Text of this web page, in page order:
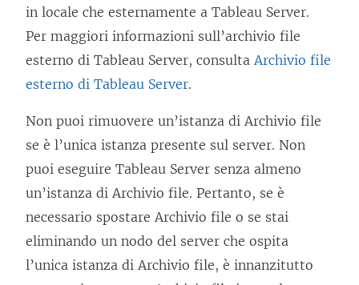
in locale che esternamente a Tableau Server.
Per maggiori informazioni sull’archivio file
esterno di Tableau Server, consultaArchivio file
esterno di Tableau Server.
Non puoi rimuovere un’istanza di Archivio file
se è l’unica istanza presente sul server. Non
puoi eseguire Tableau Server senza almeno
un’istanza di Archivio file. Pertanto, se è
necessario spostare Archivio file o se stai
eliminando un nodo del server che ospita
l’unica istanza di Archivio file, è innanzitutto